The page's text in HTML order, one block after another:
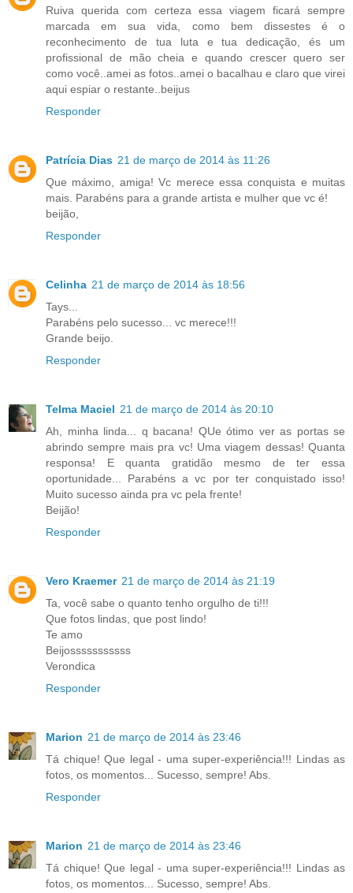
Ruiva querida com certeza essa viagem ficará sempre
marcada em sua vida, como bem dissestes é o
reconhecimento de tua luta e tua dedicação, és um
profissional de mão cheia e quando crescer quero ser
como você..amei as fotos..amei o bacalhau e claro que virei
aqui espiar o restante..beijus
Responder
Patrícia Dias 21 de março de 2014 às 11:26
Que máximo, amiga! Vc merece essa conquista e muitas
mais. Parabéns para a grande artista e mulher que vc é!
beijão,
Responder
Celinha 21 de março de 2014 às 18:56
Tays...
Parabéns pelo sucesso... vc merece!!!
Grande beijo.
Responder
Telma Maciel 21 de março de 2014 às 20:10
Ah, minha linda... q bacana! QUe ótimo ver as portas se
abrindo sempre mais pra vc! Uma viagem dessas! Quanta
responsa! E quanta gratidão mesmo de ter essa
oportunidade... Parabéns a vc por ter conquistado isso!
Muito sucesso ainda pra vc pela frente!
Beijão!
Responder
Vero Kraemer 21 de março de 2014 às 21:19
Ta, você sabe o quanto tenho orgulho de ti!!!
Que fotos lindas, que post lindo!
Te amo
Beijosssssssssss
Verondica
Responder
Marion 21 de março de 2014 às 23:46
Tá chique! Que legal - uma super-experiência!!! Lindas as
fotos, os momentos... Sucesso, sempre! Abs.
Responder
Marion 21 de março de 2014 às 23:46
Tá chique! Que legal - uma super-experiência!!! Lindas as
fotos, os momentos... Sucesso, sempre! Abs.